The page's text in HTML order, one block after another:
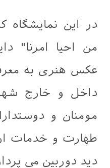
در این نمایشگاه
عکس هنری به
داخل و خارج شهر
مومنان و
طهارت و خدمات
دید دوربین می